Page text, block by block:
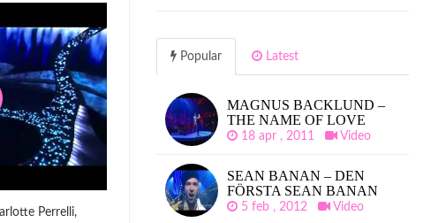
Perrelli,
Popular Latest
MAGNUS BACKLUND –
THE NAME OF LOVE
18 apr , 2011 Video
SEAN BANAN – DEN
FÖRSTA SEAN BANAN
5 feb , 2012 Video